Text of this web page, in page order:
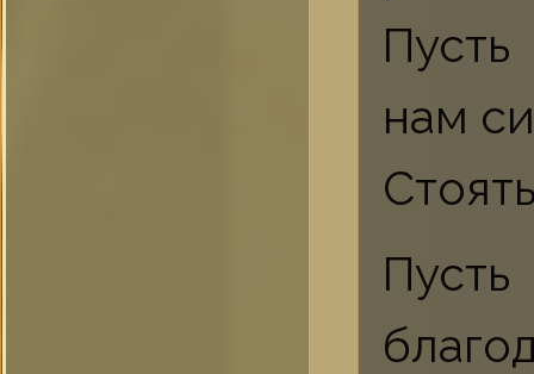
нам